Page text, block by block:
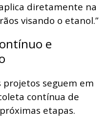
diretamente na
visando o etanol.”
e
projetos seguem em
contínua de
etapas.